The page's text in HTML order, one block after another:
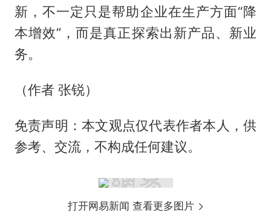
新，不一定只是帮助企业在生产方面“降
本增效”，而是真正探索出新产品、新业
务。
（作者 张锐）
免责声明：本文观点仅代表作者本人，供
参考、交流，不构成任何建议。
打开网易新闻 查看更多图片